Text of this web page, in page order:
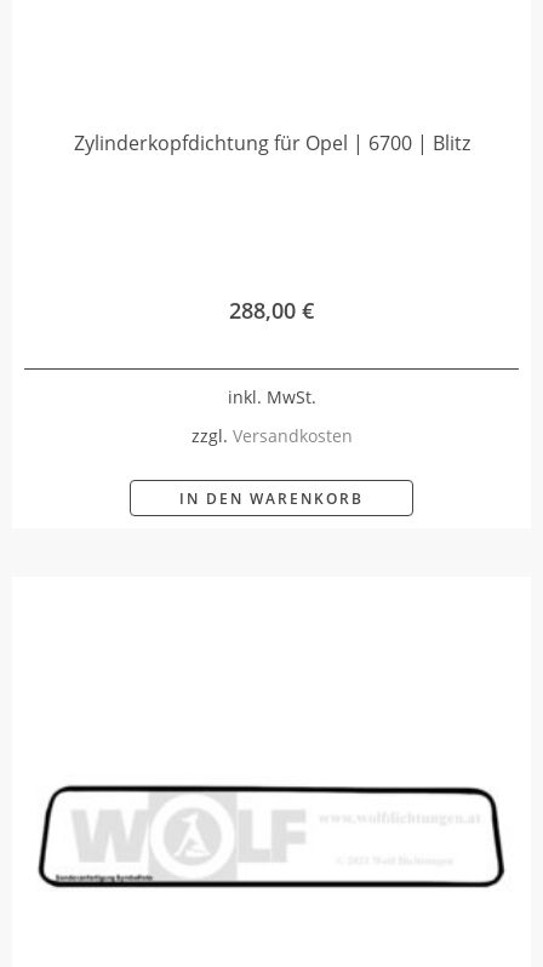
Zylinderkopfdichtung für Opel | 6700 | Blitz
288,00 €
inkl. MwSt.
zzgl. Versandkosten
IN DEN WARENKORB